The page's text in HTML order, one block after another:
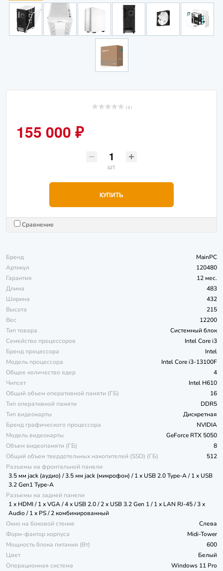
( 0 )
155 000 ₽
шт
КУПИТЬ
Сравнение
Бренд
MainPC
Артикул
120480
Гарантия
12 мес.
Длина
483
Ширина
432
Высота
215
Вес
12200
Тип товара
Системный блок
Семейство процессоров
Intel Core i3
Бренд процессора
Intel
Модель процессора
Intel Core i3-13100F
Общее количество ядер
4
Чипсет
Intel H610
Общий объем оперативной памяти (ГБ)
16
Тип оперативной памяти
DDR5
Тип видеокарты
Дискретная
Бренд графического процессора
NVIDIA
Модель видеокарты
GeForce RTX 5050
Объем видеопамяти (ГБ)
8
Общий объем твердотельных накопителей (SSD) (ГБ)
512
Разъемы на фронтальной панели
3.5 мм jack (аудио) / 3.5 мм jack (микрофон) / 1 x USB 2.0 Type-A / 1 x USB
3.2 Gen1 Type-A
Разъемы на задней панели
1 x HDMI / 1 x VGA / 4 x USB 2.0 / 2 x USB 3.2 Gen 1 / 1 x LAN RJ-45 / 3 x
Audio / 1 x PS / 2 комбинированный
Окно на боковой стенке
Слева
Форм-фактор корпуса
Midi-Tower
Мощность блока питания (Вт)
600
Цвет
Белый
Операционная система
Windows 11 Pro